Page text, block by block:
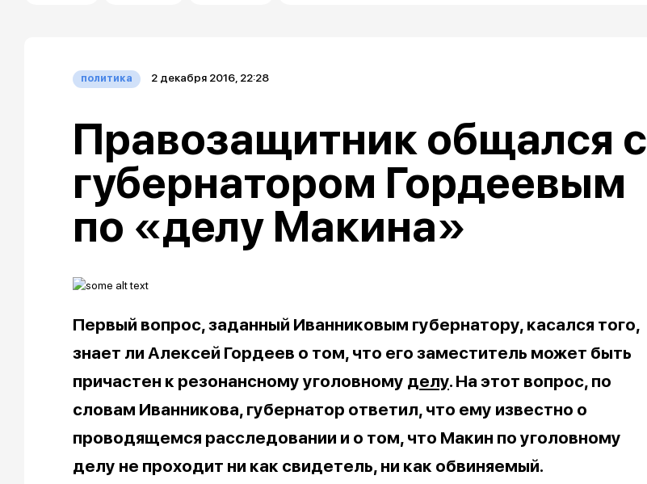
политика 2 декабря 2016, 22:28
Правозащитник общался с
губернатором Гордеевым
по «делу Макина»
Первый вопрос, заданный Иванниковым губернатору, касался того,
знает ли Алексей Гордеев о том, что его заместитель может быть
причастен к резонансному уголовному делу. На этот вопрос, по
словам Иванникова, губернатор ответил, что ему известно о
проводящемся расследовании и о том, что Макин по уголовному
делу не проходит ни как свидетель, ни как обвиняемый.